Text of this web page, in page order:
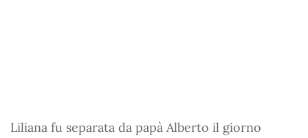
Liliana fu separata da papà Alberto il giorno